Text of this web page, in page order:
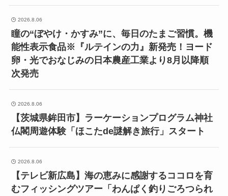
2026.8.06
瞳の“ぼやけ・かすみ”に、毎日のたまご習慣。機
能性表示食品※『ルテインの力』新発売！ヨード
卵・光でおなじみの日本農産工業より8月以降順
次発売
2026.8.06
【茨城県鉾田市】ラーケーションプログラム神社
仏閣周遊体験「ほこたde謎解き旅行」スタート
2026.8.06
【テレビ新広島】海の恵みに感謝するココロを育
むフィッシングツアー「わんぱく釣りごろつられ